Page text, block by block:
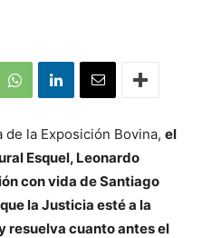
la Exposición Bovina, el
Esquel, Leonardo
con vida de Santiago
la Justicia esté a la
resuelva cuanto antes el